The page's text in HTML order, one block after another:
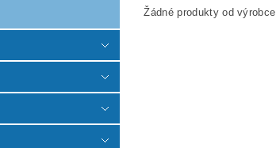
Žádné produkty od výrobce